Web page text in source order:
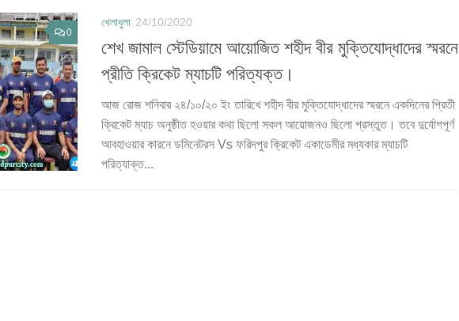
0
খেলাধুলা 24/10/2020
শেখ জামাল স্টেডিয়ামে আয়োজিত শহীদ বীর মুক্তিযোদ্ধাদের স্মরনে
প্রীতি ক্রিকেট ম্যাচটি পরিত্যক্ত।
আজ রোজ শনিবার ২৪/১০/২০ ইং তারিখে শহীদ বীর মুক্তিযোদ্ধাদের স্মরনে একদিনের প্রিতী
ক্রিকেট ম্যাচ অনুষ্ঠীত হওয়ার কথা ছিলো সকল আয়োজনও ছিলো প্রস্তুত। তবে দুর্যোগপূর্ণ
আবহাওয়ার কারনে ডমিনেটরস Vs ফরিদপুর ক্রিকেট একাডেমীর মধ্যকার ম্যাচটি
পরিত্যাক্ত...